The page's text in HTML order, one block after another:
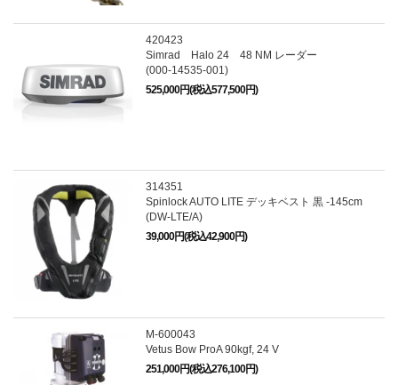
420423
Simrad Halo 24 48 NM レーダー
(000-14535-001)
525,000円(税込577,500円)
314351
Spinlock AUTO LITE デッキベスト 黒 -145cm
(DW-LTE/A)
39,000円(税込42,900円)
M-600043
Vetus Bow ProA 90kgf, 24 V
251,000円(税込276,100円)